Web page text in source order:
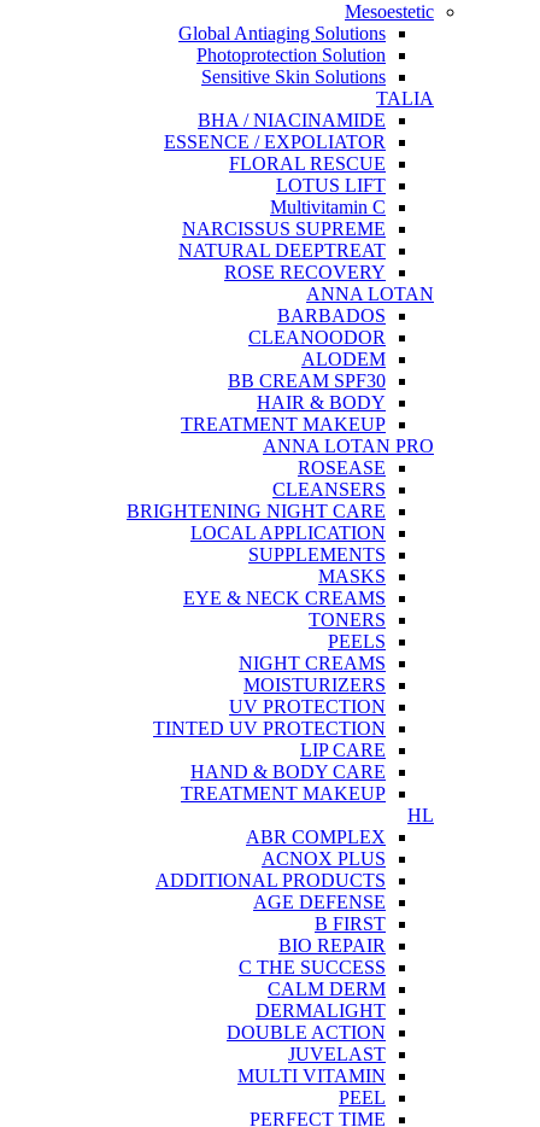
Mesoestetic
Global Antiaging Solutions
Photoprotection Solution
Sensitive Skin Solutions
TALIA
BHA / NIACINAMIDE
ESSENCE / EXPOLIATOR
FLORAL RESCUE
LOTUS LIFT
Multivitamin C
NARCISSUS SUPREME
NATURAL DEEPTREAT
ROSE RECOVERY
ANNA LOTAN
BARBADOS
CLEANOODOR
ALODEM
BB CREAM SPF30
HAIR & BODY
TREATMENT MAKEUP
ANNA LOTAN PRO
ROSEASE
CLEANSERS
BRIGHTENING NIGHT CARE
LOCAL APPLICATION
SUPPLEMENTS
MASKS
EYE & NECK CREAMS
TONERS
PEELS
NIGHT CREAMS
MOISTURIZERS
UV PROTECTION
TINTED UV PROTECTION
LIP CARE
HAND & BODY CARE
TREATMENT MAKEUP
HL
ABR COMPLEX
ACNOX PLUS
ADDITIONAL PRODUCTS
AGE DEFENSE
B FIRST
BIO REPAIR
C THE SUCCESS
CALM DERM
DERMALIGHT
DOUBLE ACTION
JUVELAST
MULTI VITAMIN
PEEL
PERFECT TIME